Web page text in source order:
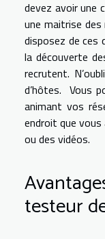
devez avoir une
une maitrise
disposez de ces
la découverte
recrutent.
d’hôtes. Vous
animant vos
endroit que
ou des vidéos.
testeur